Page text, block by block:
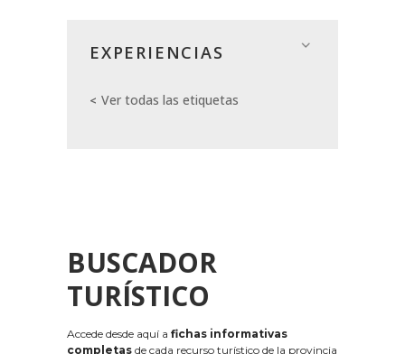
EXPERIENCIAS
Ver todas las etiquetas
BUSCADOR
TURÍSTICO
Accede desde aquí a fichas informativas
completas de cada recurso turístico de la provincia